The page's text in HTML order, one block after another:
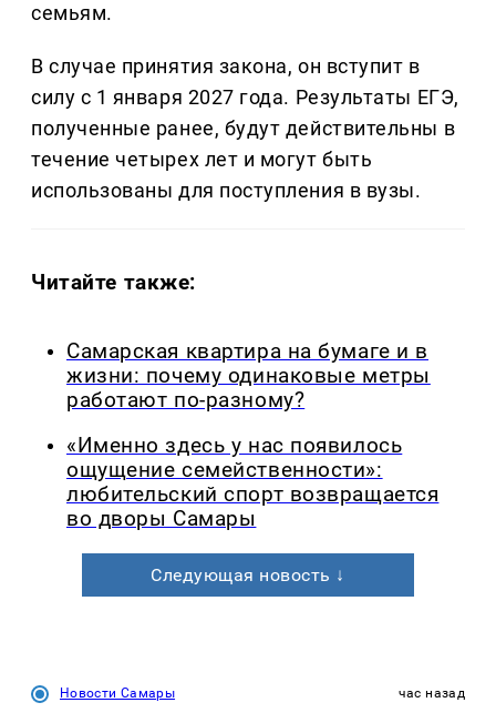
семьям.
В случае принятия закона, он вступит в
силу с 1 января 2027 года. Результаты ЕГЭ,
полученные ранее, будут действительны в
течение четырех лет и могут быть
использованы для поступления в вузы.
Читайте также:
Самарская квартира на бумаге и в
жизни: почему одинаковые метры
работают по-разному?
«Именно здесь у нас появилось
ощущение семейственности»:
любительский спорт возвращается
во дворы Самары
Следующая новость ↓
Новости Самары час назад